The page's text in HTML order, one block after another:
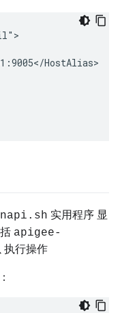
HostAlias>
实用程序 显
apigee-
执行操作